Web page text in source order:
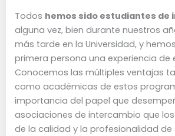
Todos hemos sido estudiantes de
alguna vez, bien durante nuestros
más tarde en la Universidad, y
primera persona una experiencia de
Conocemos las múltiples ventajas
como académicas de estos
importancia del papel que
asociaciones de intercambio que
de la calidad y la profesionalidad de